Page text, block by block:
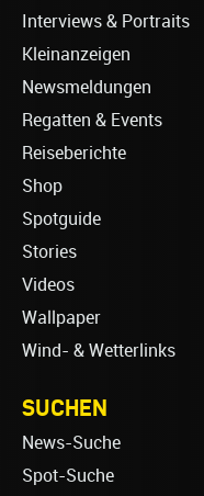
Interviews & Portraits
Kleinanzeigen
Newsmeldungen
Regatten & Events
Reiseberichte
Shop
Spotguide
Stories
Videos
Wallpaper
Wind- & Wetterlinks
SUCHEN
News-Suche
Spot-Suche